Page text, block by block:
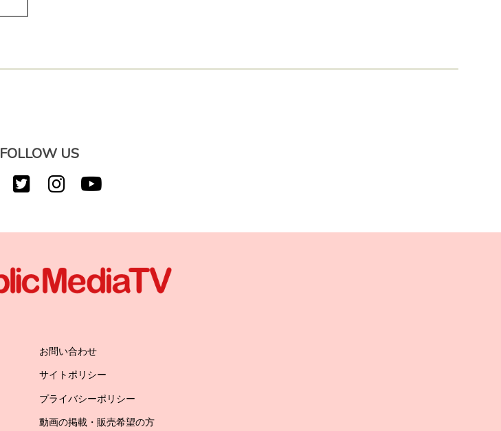
FOLLOW US
お問い合わせ
サイトポリシー
プライバシーポリシー
動画の掲載・販売希望の方